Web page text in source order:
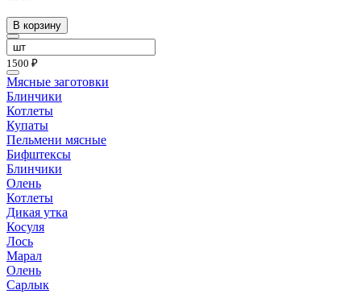
В корзину
1500 ₽
Мясные заготовки
Блинчики
Котлеты
Купаты
Пельмени мясные
Бифштексы
Блинчики
Олень
Котлеты
Дикая утка
Косуля
Лось
Марал
Олень
Сарлык